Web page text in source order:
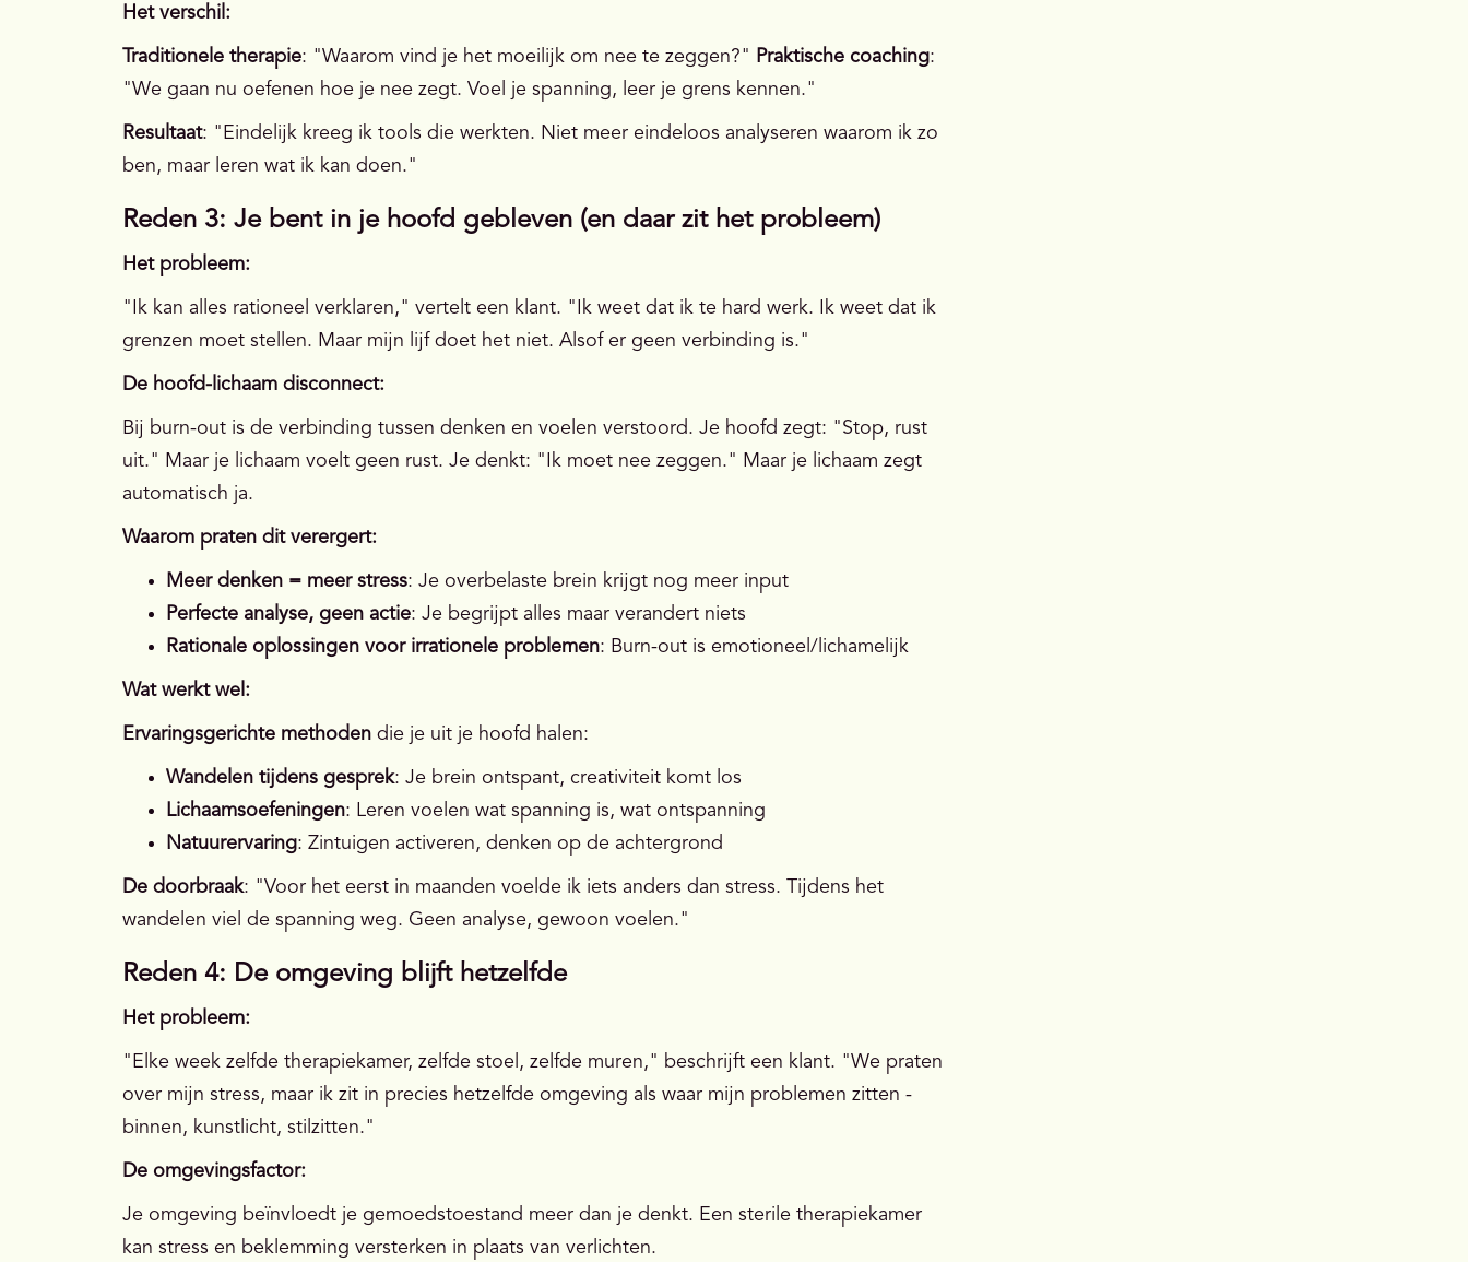
Het verschil:
Traditionele therapie: "Waarom vind je het moeilijk om nee te zeggen?" Praktische coaching:
"We gaan nu oefenen hoe je nee zegt. Voel je spanning, leer je grens kennen."
Resultaat: "Eindelijk kreeg ik tools die werkten. Niet meer eindeloos analyseren waarom ik zo
ben, maar leren wat ik kan doen."
Reden 3: Je bent in je hoofd gebleven (en daar zit het probleem)
Het probleem:
"Ik kan alles rationeel verklaren," vertelt een klant. "Ik weet dat ik te hard werk. Ik weet dat ik
grenzen moet stellen. Maar mijn lijf doet het niet. Alsof er geen verbinding is."
De hoofd-lichaam disconnect:
Bij burn-out is de verbinding tussen denken en voelen verstoord. Je hoofd zegt: "Stop, rust
uit." Maar je lichaam voelt geen rust. Je denkt: "Ik moet nee zeggen." Maar je lichaam zegt
automatisch ja.
Waarom praten dit verergert:
Meer denken = meer stress: Je overbelaste brein krijgt nog meer input
Perfecte analyse, geen actie: Je begrijpt alles maar verandert niets
Rationale oplossingen voor irrationele problemen: Burn-out is emotioneel/lichamelijk
Wat werkt wel:
Ervaringsgerichte methoden die je uit je hoofd halen:
Wandelen tijdens gesprek: Je brein ontspant, creativiteit komt los
Lichaamsoefeningen: Leren voelen wat spanning is, wat ontspanning
Natuurervaring: Zintuigen activeren, denken op de achtergrond
De doorbraak: "Voor het eerst in maanden voelde ik iets anders dan stress. Tijdens het
wandelen viel de spanning weg. Geen analyse, gewoon voelen."
Reden 4: De omgeving blijft hetzelfde
Het probleem:
"Elke week zelfde therapiekamer, zelfde stoel, zelfde muren," beschrijft een klant. "We praten
over mijn stress, maar ik zit in precies hetzelfde omgeving als waar mijn problemen zitten -
binnen, kunstlicht, stilzitten."
De omgevingsfactor:
Je omgeving beïnvloedt je gemoedstoestand meer dan je denkt. Een sterile therapiekamer
kan stress en beklemming versterken in plaats van verlichten.